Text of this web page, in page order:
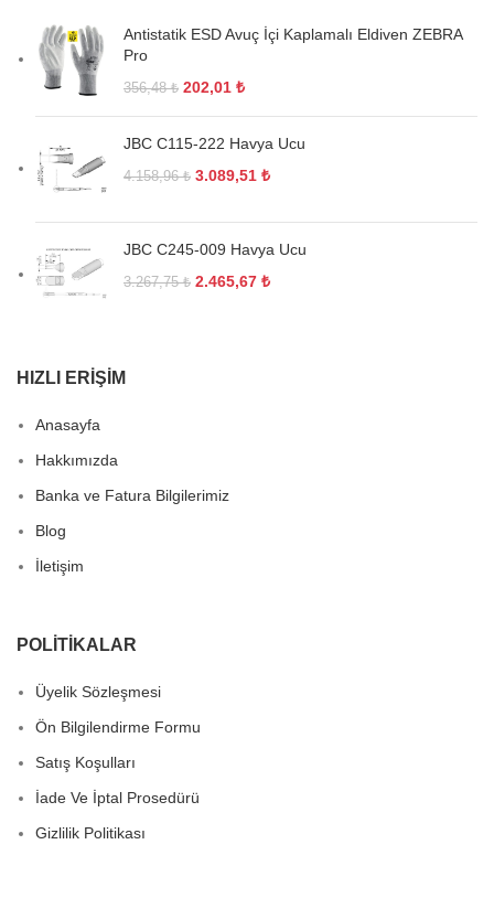
Antistatik ESD Avuç İçi Kaplamalı Eldiven ZEBRA
Pro
356,48₺ 202,01 ₺
JBC C115-222 Havya Ucu
4.158,96₺ 3.089,51 ₺
JBC C245-009 Havya Ucu
3.267,75₺ 2.465,67 ₺
HIZLI ERIŞIM
Anasayfa
Hakkımızda
Banka ve Fatura Bilgilerimiz
Blog
İletişim
POLITIKALAR
Üyelik Sözleşmesi
Ön Bilgilendirme Formu
Satış Koşulları
İade Ve İptal Prosedürü
Gizlilik Politikası